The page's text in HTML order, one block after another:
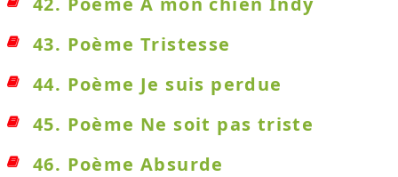
43. Poème Tristesse
44. Poème Je suis perdue
45. Poème Ne soit pas triste
46. Poème Absurde